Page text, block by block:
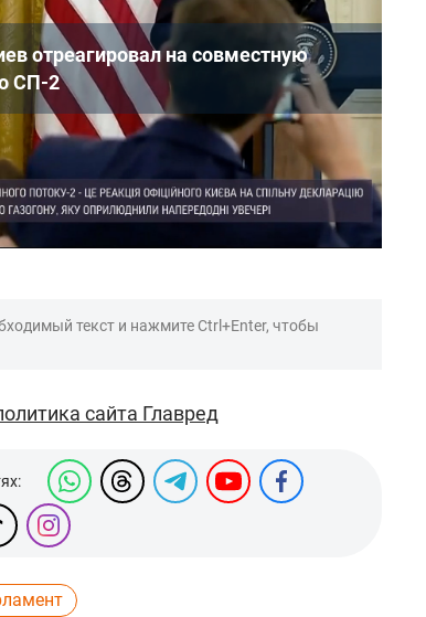
отреагировал на совместную
СП-2
Волкер заявил о том, что
действовать против российского
том случае, если Россия начнет
текст и нажмите Ctrl+Enter, чтобы
сайта Главред